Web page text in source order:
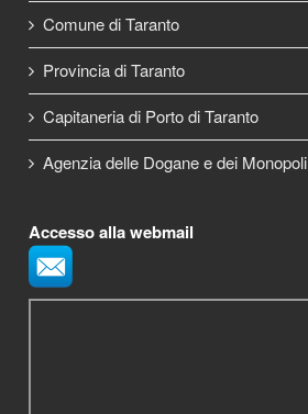
Comune di Taranto
Provincia di Taranto
Capitaneria di Porto di Taranto
Agenzia delle Dogane e dei Monopoli
Accesso alla webmail